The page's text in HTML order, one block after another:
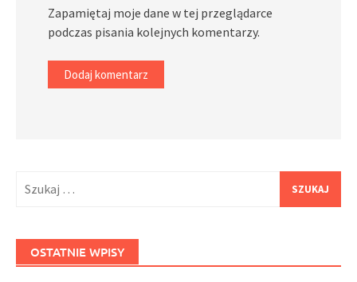
Zapamiętaj moje dane w tej przeglądarce
podczas pisania kolejnych komentarzy.
OSTATNIE WPISY